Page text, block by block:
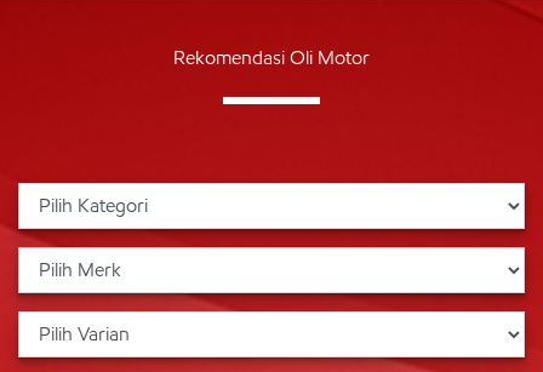
Rekomendasi Oli Motor